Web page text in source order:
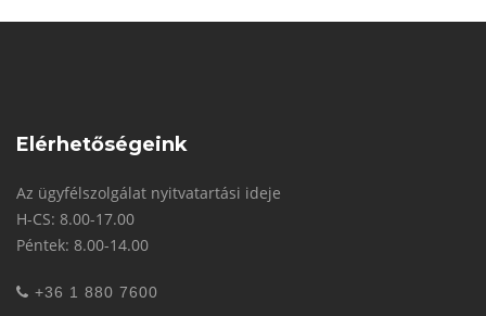
Elérhetőségeink
Az ügyfélszolgálat nyitvatartási ideje
H-CS: 8.00-17.00
Péntek: 8.00-14.00
+36 1 880 7600